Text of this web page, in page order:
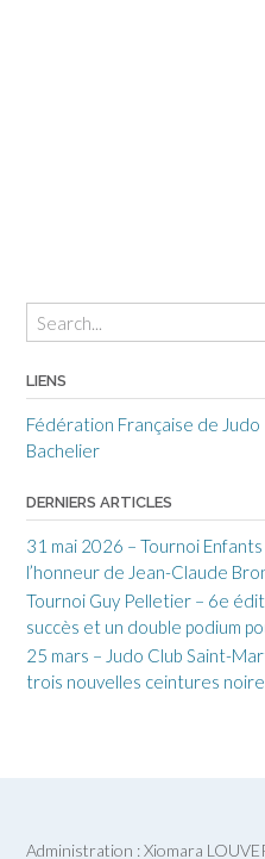
LIENS
Fédération Française de Judo
Bachelier
DERNIERS ARTICLES
31 mai 2026 – Tournoi
l’honneur de Jean-Claude
Tournoi Guy Pelletier – 6e
succès et un double podium
25 mars – Judo Club Saint-
trois nouvelles ceintures
Administration : Xiomara